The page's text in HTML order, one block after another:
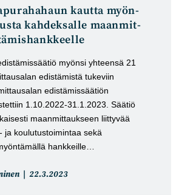
kaut­ta myön­
kah­dek­salle maan­mit­
myönsi yhteensä 21
edistämistä tukeviin
edistämissäätiön
1.10.2022-31.1.2023. Säätiö
maanmittaukseen liittyvää
ja koulutustoimintaa sekä
hankkeille…
Artikkeli
22.3.2023